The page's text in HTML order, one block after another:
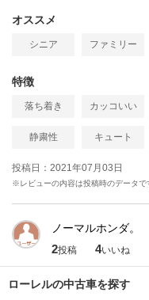
オススメ
シニア ファミリー
特徴
落ち着き カッコいい
静粛性 キュート
投稿日：2021年07月03日
※レビューの内容は投稿時のデータで
ノーマルホンダ。
2投稿 4いいね
ローレルの中古車を探す